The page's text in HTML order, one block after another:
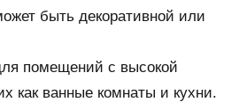
быть декоративной или
помещений с высокой
как ванные комнаты и кухни.